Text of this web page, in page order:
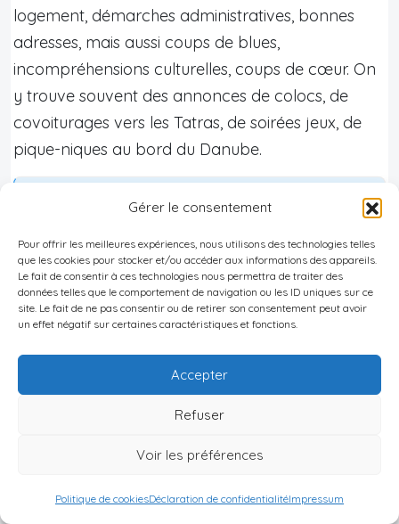
Gérer le consentement
Pour offrir les meilleures expériences, nous utilisons des technologies telles
que les cookies pour stocker et/ou accéder aux informations des appareils.
Le fait de consentir à ces technologies nous permettra de traiter des
données telles que le comportement de navigation ou les ID uniques sur ce
site. Le fait de ne pas consentir ou de retirer son consentement peut avoir
un effet négatif sur certaines caractéristiques et fonctions.
Accepter
Refuser
Voir les préférences
Politique de cookiesDéclaration de confidentialitéImpressum
logement, démarches administratives, bonnes
adresses, mais aussi coups de blues,
incompréhensions culturelles, coups de cœur. On
y trouve souvent des annonces de colocs, de
covoiturages vers les Tatras, de soirées jeux, de
pique-niques au bord du Danube.
personnalité), Wooh (qui propose un·e ami·e
potentiel·le par semaine), Tinder ou Bumble
peuvent servir à se faire des amis, pas
de choisir un lieu public et de communiquer
clairement ses attentes.
Slovaquie montrent une forte présence des14–